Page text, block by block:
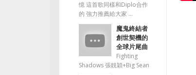
憶 這首歌同樣和Diplo合作
的 強力推薦給大家 ...
魔鬼終結者
創世契機的
全球片尾曲
Fighting
Shadows 張靚穎+Big Sean